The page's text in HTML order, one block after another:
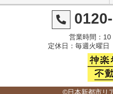
営業時間：
定休日：毎週火曜
©日本新都市リ